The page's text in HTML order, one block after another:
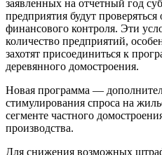
заявленных на отчетный год
предприятия будут
финансового контроля. Эти
количество предприятий,
захотят присоединиться к
деревянного домостроения.
Новая программа —
стимулирования спроса на
сегменте частного
производства.
Для снижения возможных